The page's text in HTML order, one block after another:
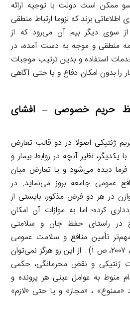
سو ممکن است دولت با توجیه ارائه
بزند که لزوما ارتباط منطقی
سوی دیگر بیم آن می‌رود که از
منطقی و موجه به دست آمده، در
استفاده و بدین ترتیب موجبات
را بدون امکان دفاع و یا حتی آگاهی
حریم خصوصی – افشای
ژنتیکی اصولا در دو قالب تعارض
یکدیگر، نظیر آنچه در روابط بیمار و
فرما دیده می‌شود و یا تعارض میان
عمومی جامعه بروز می‌نماید. در
در هر دو فرض مذکور، بایستی از
کرده؛ اما به موازات آن امکان
در راستای حفظ جان و سلامتی
تأمین منافع و سلامت عمومی
جامعه را فراهم آورد (هلمیر، ۲۰۰۷، ص ۱) . از این رو هرگز نمی‌توان
ژنتیکی و نقض محرمانگی، حکمی
منوط به عوامل عینی هر پرونده و
«ممنوع» ، «مجاز» و یا حتی «لازم»